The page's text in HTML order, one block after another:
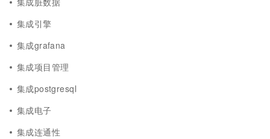
集成引擎
集成grafana
集成项目管理
集成postgresql
集成电子
集成连通性